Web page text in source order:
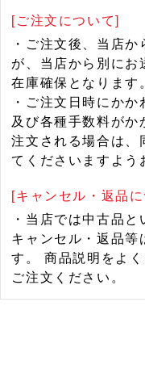
[ご注文について]
・ご注文後、当店
が、当店から別にお
在庫確保となります
・ご注文日時にか
及び各種手数料がか
注文される場合は、
てくださいますよう
[キャンセル・返品
・当店では中古品
キャンセル・返品等
す。 商品説明をよ
ご注文ください。